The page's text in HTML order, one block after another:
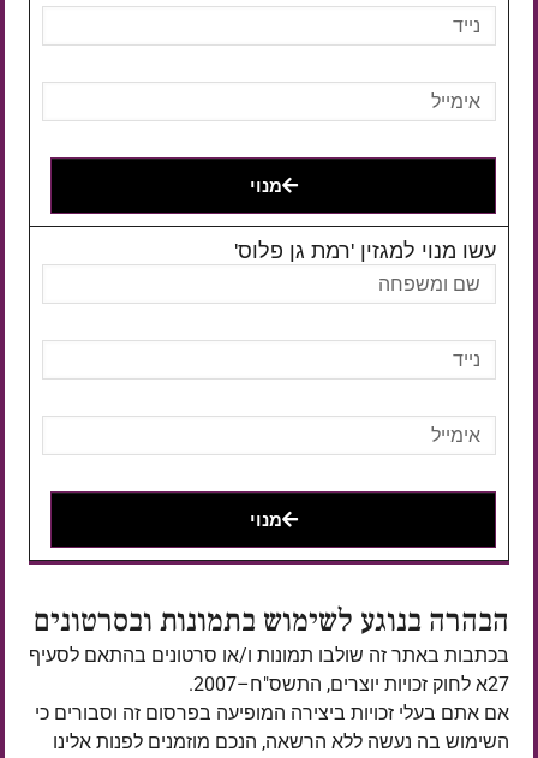
מנוי
עשו מנוי למגזין 'רמת גן פלוס'
מנוי
הבהרה בנוגע לשימוש בתמונות ובסרטונים
בכתבות באתר זה שולבו תמונות ו/או סרטונים בהתאם לסעיף
27א לחוק זכויות יוצרים, התשס"ח–2007.
אם אתם בעלי זכויות ביצירה המופיעה בפרסום זה וסבורים כי
השימוש בה נעשה ללא הרשאה, הנכם מוזמנים לפנות אלינו